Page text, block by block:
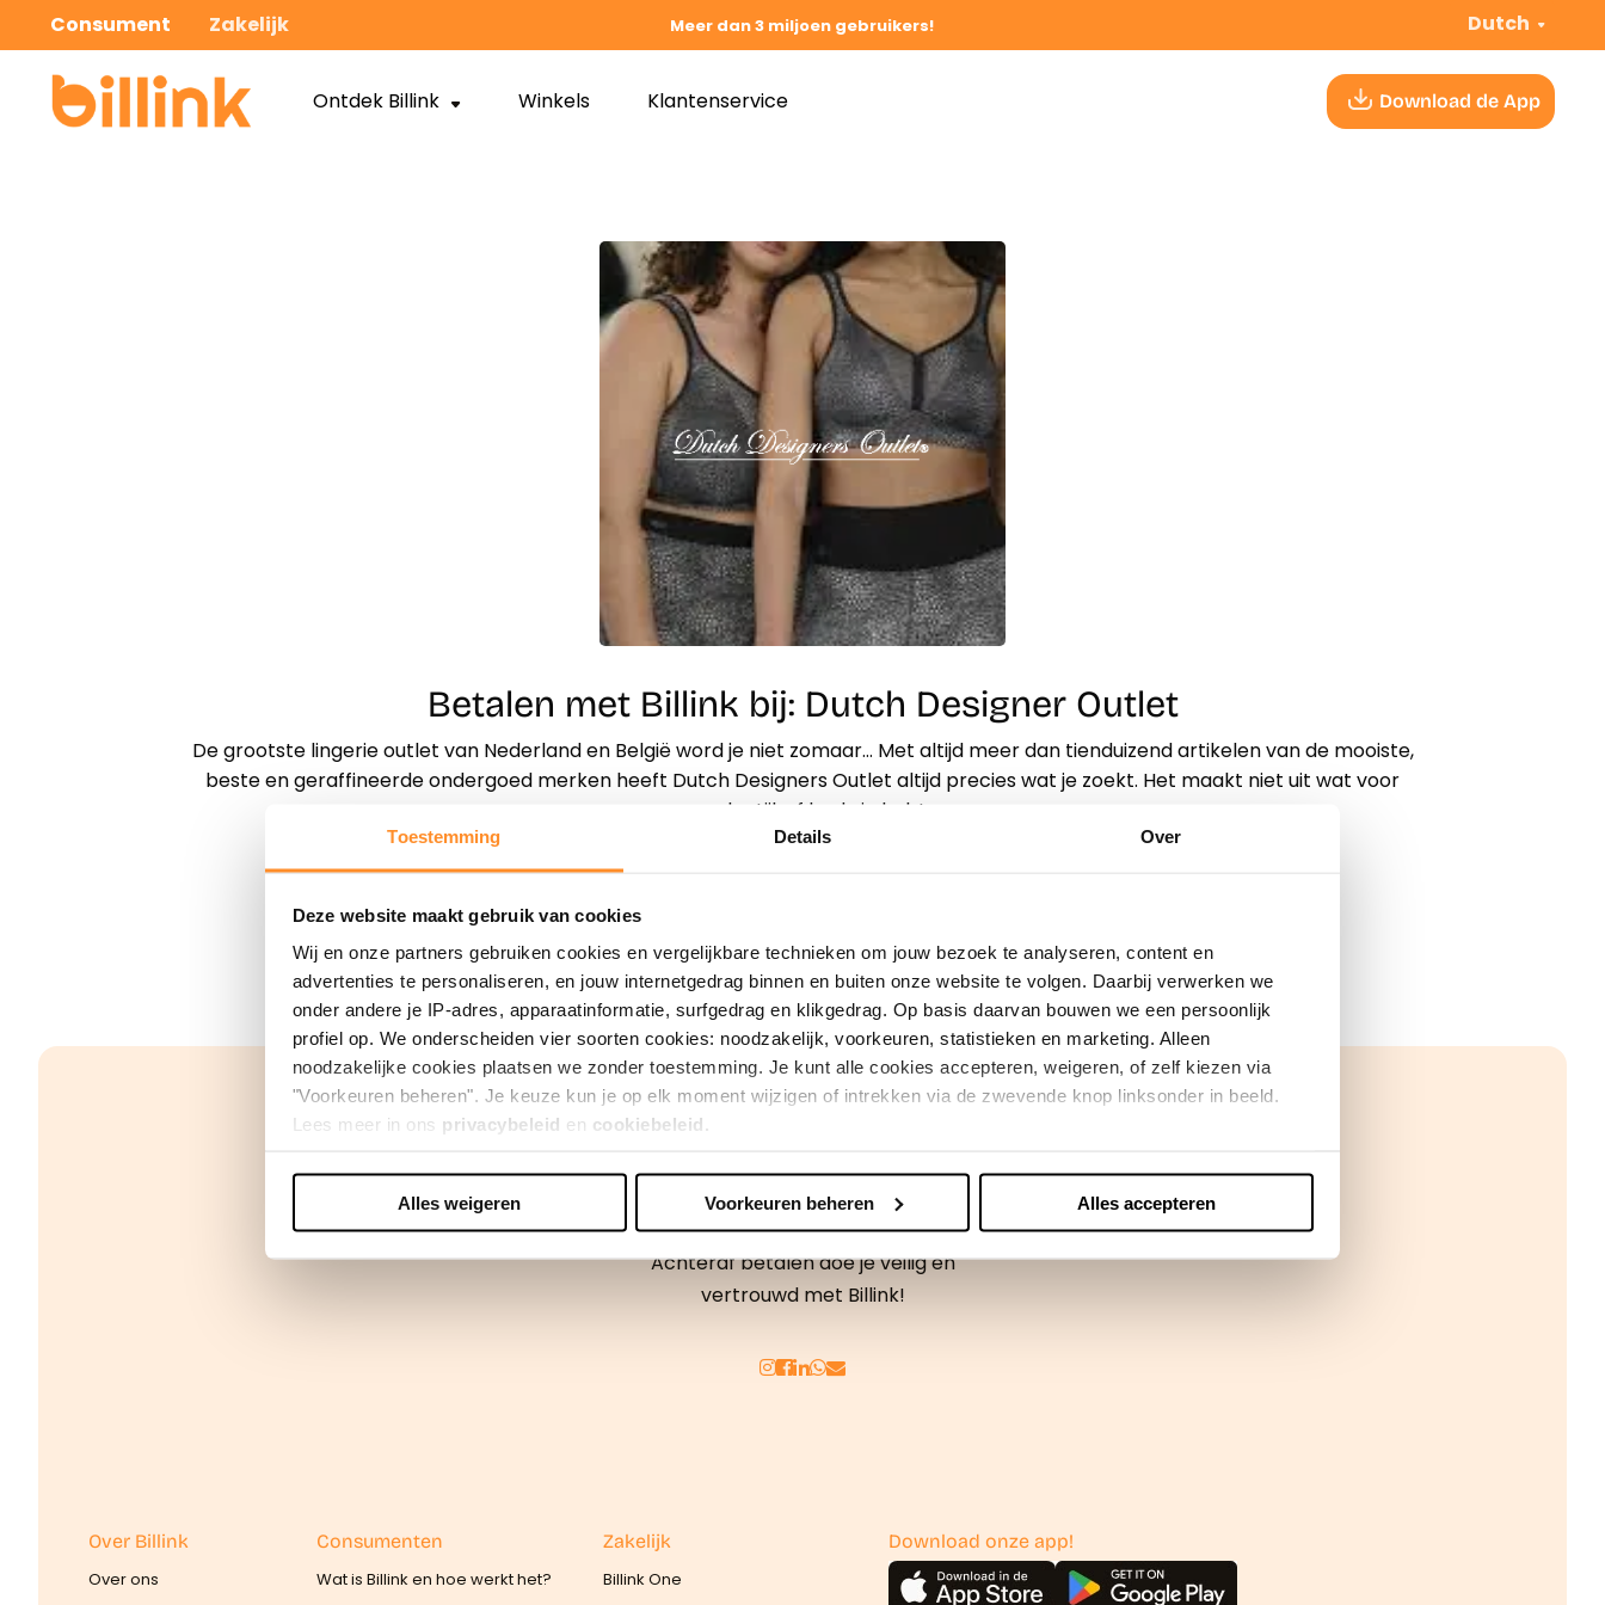
Toestemming Details Over
Deze website maakt gebruik van cookies
Wij en onze partners gebruiken cookies en vergelijkbare technieken om jouw bezoek te analyseren, content en
advertenties te personaliseren, en jouw internetgedrag binnen en buiten onze website te volgen. Daarbij verwerken we
onder andere je IP-adres, apparaatinformatie, surfgedrag en klikgedrag. Op basis daarvan bouwen we een persoonlijk
profiel op. We onderscheiden vier soorten cookies: noodzakelijk, voorkeuren, statistieken en marketing. Alleen
noodzakelijke cookies plaatsen we zonder toestemming. Je kunt alle cookies accepteren, weigeren, of zelf kiezen via
"Voorkeuren beheren". Je keuze kun je op elk moment wijzigen of intrekken via de zwevende knop linksonder in beeld.
Lees meer in ons privacybeleid en cookiebeleid.
We werken samen met42 derden die uw gegevens kunnen ontvangen en verwerken.
Alles weigeren Voorkeuren beheren Alles accepteren
Consument Zakelijk Meer dan 3 miljoen gebruikers! Dutch
Ontdek Billink Winkels Klantenservice Download de App
Betalen met Billink bij: Dutch Designer Outlet
De grootste lingerie outlet van Nederland en België word je niet zomaar… Met altijd meer dan tienduizend artikelen van de mooiste,
beste en geraffineerde ondergoed merken heeft Dutch Designers Outlet altijd precies wat je zoekt. Het maakt niet uit wat voor
smaak, stijl, of body je hebt.
Direct shoppen
Achteraf betalen doe je veilig en
vertrouwd met Billink!
Over Billink
Over ons
Consumenten
Wat is Billink en hoe werkt het?
Zakelijk
Billink One
Download onze app!